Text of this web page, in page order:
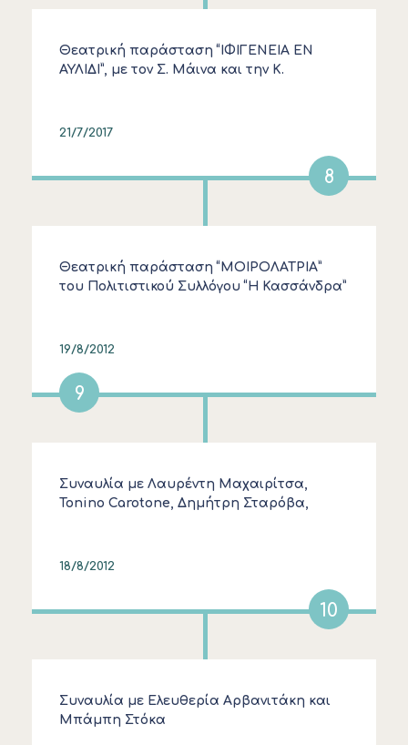
Θεατρική παράσταση “ΙΦΙΓΕΝΕΙΑ ΕΝ
ΑΥΛΙΔΙ”, με τον Σ. Μάινα και την Κ.
21/7/2017
8
Θεατρική παράσταση “ΜΟΙΡΟΛΑΤΡΙΑ”
του Πολιτιστικού Συλλόγου “Η Κασσάνδρα”
19/8/2012
9
Συναυλία με Λαυρέντη Μαχαιρίτσα,
Tonino Carotone, Δημήτρη Σταρόβα,
18/8/2012
10
Συναυλία με Ελευθερία Αρβανιτάκη και
Μπάμπη Στόκα